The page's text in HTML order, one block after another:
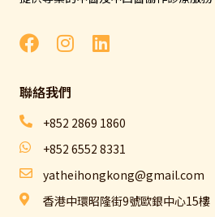
聯絡我們​
+852 2869 1860
+852 6552 8331
yatheihongkong@gmail.com
香港中環昭隆街9號歐銀中心15樓